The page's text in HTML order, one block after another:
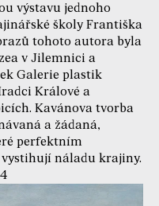
výstavu jednoho
školy Františka
tohoto autora byla
v Jilemnici a
Galerie plastik
Králové a
Kavánova tvorba
a žádaná,
perfektním
náladu krajiny.